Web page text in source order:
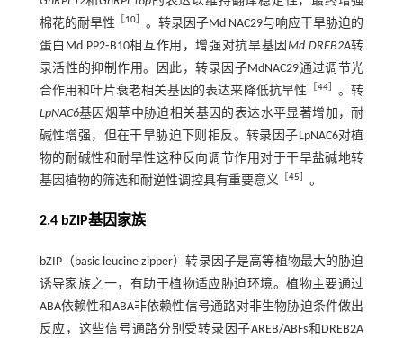
棉花的耐旱性
10］ 。转录因子Md NAC29与响应干旱胁迫的
蛋白Md PP2⁃B10相互作用，增强对抗旱基因Md DREB2A转
录活性的抑制作用。因此，转录因子MdNAC29通过调节光
合作用和叶片衰老相关基因的表达来降低抗旱性
44］ 。转
LpNAC6基因烟草中胁迫相关基因的表达水平显著增加，耐
碱性增强，但在干旱胁迫下则相反。转录因子LpNAC6对植
物的耐碱性和耐旱性这种反向调节作用对于干旱盐碱地转
基因植物的筛选和耐逆性调控具有重要意义
45 。
2.4 bZIP基因家族
bZIP（basic leucine zipper）转录因子是高等植物最大的胁迫
诱导家族之一，有助于植物适应胁迫环境。植物主要通过
ABA依赖性和ABA非依赖性信号通路对非生物胁迫条件做出
反应，这些信号通路分别受转录因子AREB/ABFs和DREB2A